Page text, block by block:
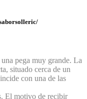
pega muy grande. La
situado cerca de un
con una de las
El motivo de recibir